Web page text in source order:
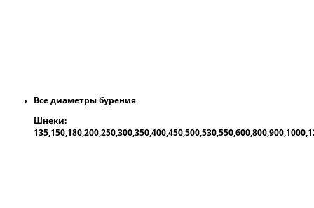
Все диаметры бурения
Шнеки: